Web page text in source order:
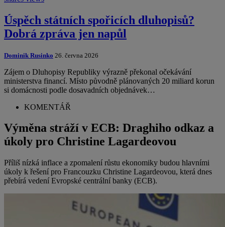
Úspěch státních spořicích dluhopisů?
Dobrá zpráva jen napůl
Dominik Rusinko 26. června 2026
Zájem o Dluhopisy Republiky výrazně překonal očekávání
ministerstva financí. Místo původně plánovaných 20 miliard korun
si domácnosti podle dosavadních objednávek…
KOMENTÁŘ
Výměna stráží v ECB: Draghiho odkaz a
úkoly pro Christine Lagardeovou
Příliš nízká inflace a zpomalení růstu ekonomiky budou hlavními
úkoly k řešení pro Francouzku Christine Lagardeovou, která dnes
přebírá vedení Evropské centrální banky (ECB).